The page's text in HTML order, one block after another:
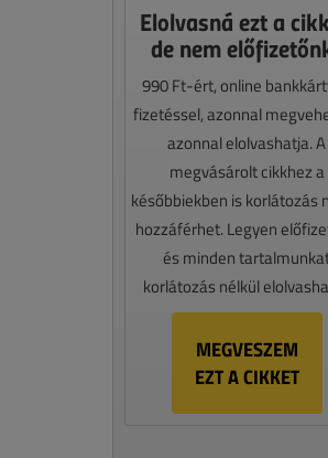
Elolvasná ezt a
de nem
990 Ft-ért, online
fizetéssel, azonnal
azonnal elolvashatja. A
megvásárolt cikkhez a
későbbiekben is korlátozás
hozzáférhet. Legyen
és minden
korlátozás nélkül
MEGVESZEM
EZT A CIKKET